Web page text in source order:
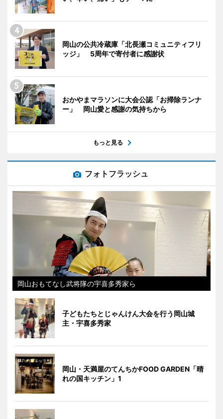
岡山の公共冷蔵庫「北長瀬コミュニティフリ
ッジ」 5周年で寄付者に感謝状
おかやまマラソンに大会公認「お掃除ランナ
ー」 岡山愛と感謝の気持ちから
もっと見る
フォトフラッシュ
岡山おもてなし武将隊の宇喜多秀家ら
子どもたちとじゃんけん大会を行う岡山城
主・宇喜多秀家
岡山・天満屋のてんちかFOOD GARDEN「晴
れの国キッチン」1